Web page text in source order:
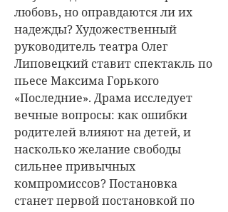
любовь, но оправдаются ли их
надежды? Художественный
руководитель театра Олег
Липовецкий ставит спектакль по
пьесе Максима Горького
«Последние». Драма исследует
вечные вопросы: как ошибки
родителей влияют на детей, и
насколько желание свободы
сильнее привычных
компромиссов? Постановка
станет первой постановкой по